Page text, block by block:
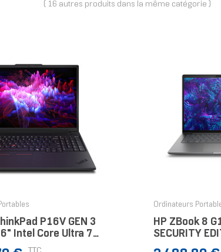
( 16 autres produits dans la même catégorie )
P16V GEN 3
Intel Core Ultra 7
1 To
Ordinateurs
HP ZBook 8
SECURITY
Core Ultra 7